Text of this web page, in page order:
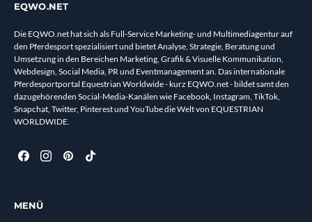
EQWO.NET
Die EQWO.net hat sich als Full-Service Marketing- und Multimediagentur auf
den Pferdesport spezialisiert und bietet Analyse, Strategie, Beratung und
Umsetzung in den Bereichen Marketing, Grafik & Visuelle Kommunikation,
Webdesign, Social Media, PR und Eventmanagement an. Das internationale
Pferdesportportal Equestrian Worldwide - kurz EQWO.net - bildet samt den
dazugehörenden Social-Media-Kanälen wie Facebook, Instagram, TikTok,
Snapchat, Twitter, Pinterest und YouTube die Welt von EQUESTRIAN
WORLDWIDE.
MENÜ